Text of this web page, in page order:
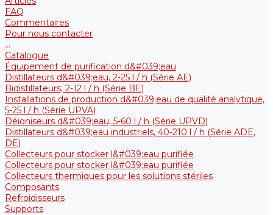
FAQ
Commentaires
Pour nous contacter
...
Catalogue
Équipement de purification d&#039;eau
Distillateurs d&#039;eau, 2-25 l / h (Série АE)
Bidistillateurs, 2-12 l / h (Série BE)
Installations de production d&#039;eau de qualité analytique,
5-25 l / h (Série UPVA)
Déioniseurs d&#039;eau, 5-60 l / h (Série UPVD)
Distillateurs d&#039;eau industriels, 40-210 l / h (Série ADE,
DE)
Collecteurs pour stocker l&#039;eau purifiée
Collecteurs pour stocker l&#039;eau purifiée
Collecteurs thermiques pour les solutions stériles
Composants
Refroidisseurs
Supports